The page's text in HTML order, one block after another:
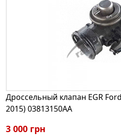
Дроссельный клапан EGR
2015) 03813150AA
3 000 грн